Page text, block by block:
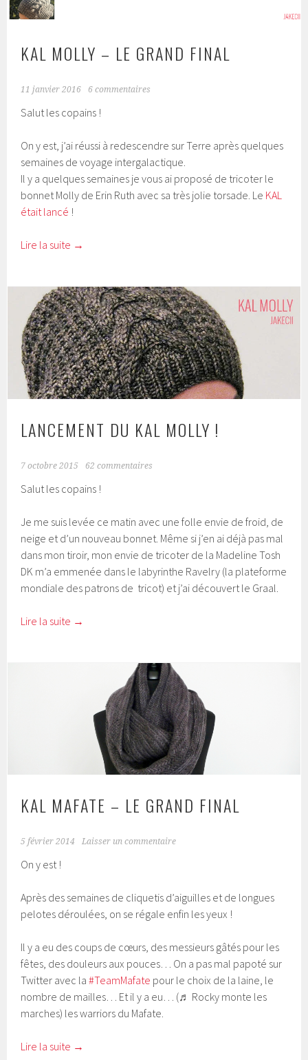
KAL MOLLY – LE GRAND FINAL
11 janvier 2016 6 commentaires
Salut les copains !
On y est, j’ai réussi à redescendre sur Terre après quelques
semaines de voyage intergalactique.
Il y a quelques semaines je vous ai proposé de tricoter le
bonnet Molly de Erin Ruth avec sa très jolie torsade. Le KAL
était lancé !
Lire la suite →
LANCEMENT DU KAL MOLLY !
7 octobre 2015 62 commentaires
Salut les copains !
Je me suis levée ce matin avec une folle envie de froid, de
neige et d’un nouveau bonnet. Même si j’en ai déjà pas mal
dans mon tiroir, mon envie de tricoter de la Madeline Tosh
DK m’a emmenée dans le labyrinthe Ravelry (la plateforme
mondiale des patrons de tricot) et j’ai découvert le Graal.
Lire la suite →
KAL MAFATE – LE GRAND FINAL
5 février 2014 Laisser un commentaire
On y est !
Après des semaines de cliquetis d’aiguilles et de longues
pelotes déroulées, on se régale enfin les yeux !
Il y a eu des coups de cœurs, des messieurs gâtés pour les
fêtes, des douleurs aux pouces… On a pas mal papoté sur
Twitter avec la#TeamMafate pour le choix de la laine, le
nombre de mailles… Et il y a eu… (♬ Rocky monte les
marches) les warriors du Mafate.
Lire la suite →